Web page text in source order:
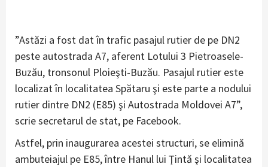
”Astăzi a fost dat în trafic pasajul rutier de pe DN2
peste autostrada A7, aferent Lotului 3 Pietroasele-
Buzău, tronsonul Ploieşti-Buzău. Pasajul rutier este
localizat în localitatea Spătaru şi este parte a nodului
rutier dintre DN2 (E85) şi Autostrada Moldovei A7”,
scrie secretarul de stat, pe Facebook.
Astfel, prin inaugurarea acestei structuri, se elimină
ambuteiajul pe E85, între Hanul lui Ţintă şi localitatea